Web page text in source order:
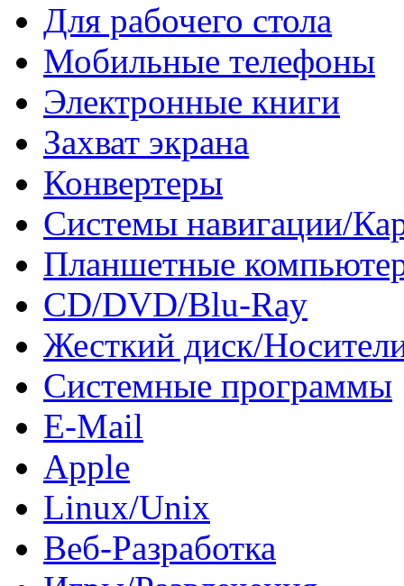
Для рабочего стола
Мобильные телефоны
Электронные книги
Захват экрана
Конвертеры
Системы навигации/
Планшетные
CD/DVD/Blu-Ray
Жесткий диск/
Системные программы
E-Mail
Apple
Linux/Unix
Веб-Разработка